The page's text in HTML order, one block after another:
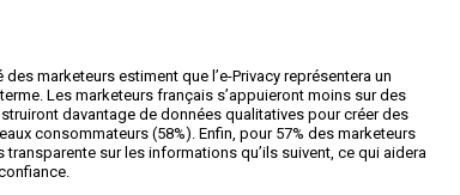
marketeurs estiment que l’e-Privacy représentera un
Les marketeurs français s’appuieront moins sur des
davantage de données qualitatives pour créer des
consommateurs (58%). Enfin, pour 57% des marketeurs
transparente sur les informations qu’ils suivent, ce qui aidera